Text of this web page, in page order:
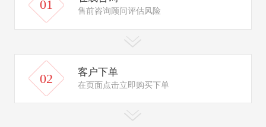
01 售前咨询顾问评估风险
02 客户下单
在页面点击立即购买下单